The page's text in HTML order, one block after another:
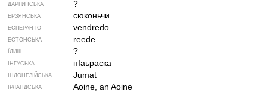
ДАРГИНСЬКА ?
ЕРЗЯНСЬКА сюконьчи
ЕСПЕРАНТО vendredo
ЕСТОНСЬКА reede
ЇДИШ ?
ІНГУСЬКА пIаьраска
ІНДОНЕЗІЙСЬКА Jumat
ІРЛАНДСЬКА Aoine, an Aoine